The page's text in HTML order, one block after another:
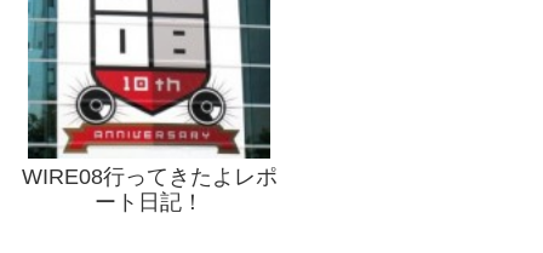
WIRE08行ってきたよレポ
ート日記！